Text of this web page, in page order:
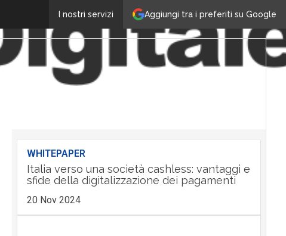
Aggiungi tra i preferiti su Google
I nostri servizi
WHITEPAPER
Italia verso una società cashless: vantaggi e
sfide della digitalizzazione dei pagamenti
20 Nov 2024